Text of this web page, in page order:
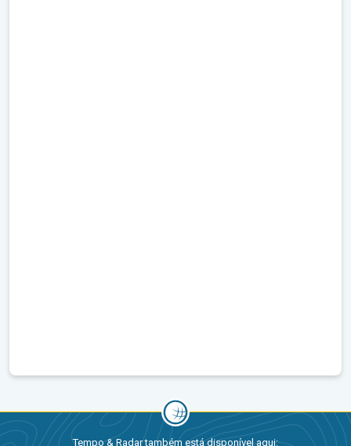
Tempo & Radar também está disponível aqui: